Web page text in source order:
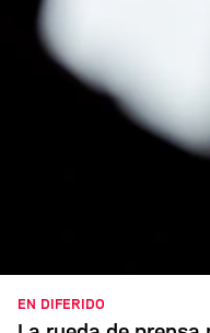
EN DIFERIDO